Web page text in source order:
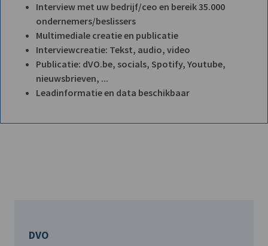
Interview met uw bedrijf/ceo en bereik 35.000
ondernemers/beslissers
Multimediale creatie en publicatie
Interviewcreatie: Tekst, audio, video
Publicatie: dVO.be, socials, Spotify, Youtube,
nieuwsbrieven, ...
Leadinformatie en data beschikbaar
DVO